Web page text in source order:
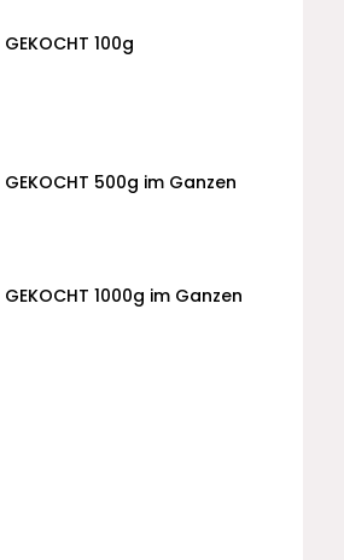
GEKOCHT 100g
GEKOCHT 500g im Ganzen
GEKOCHT 1000g im Ganzen